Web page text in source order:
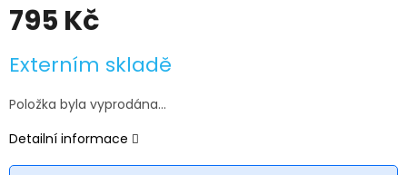
795 Kč
cena:
Externím skladě
Položka byla vyprodána…
Detailní informace